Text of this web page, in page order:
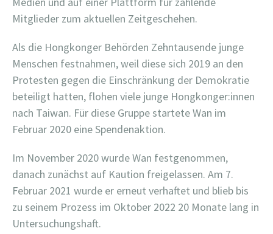
Mitglieder zum aktuellen Zeitgeschehen.
Als die Hongkonger Behörden Zehntausende junge
Menschen festnahmen, weil diese sich 2019 an den
Protesten gegen die Einschränkung der Demokratie
beteiligt hatten, flohen viele junge Hongkonger:innen
nach Taiwan. Für diese Gruppe startete Wan im
Februar 2020 eine Spendenaktion.
Im November 2020 wurde Wan festgenommen,
danach zunächst auf Kaution freigelassen. Am 7.
Februar 2021 wurde er erneut verhaftet und blieb bis
zu seinem Prozess im Oktober 2022 20 Monate lang in
Untersuchungshaft.